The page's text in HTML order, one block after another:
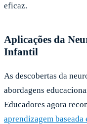
eficaz.
Aplicações da
Infantil
As descobertas da
abordagens
Educadores agora
aprendizagem baseada